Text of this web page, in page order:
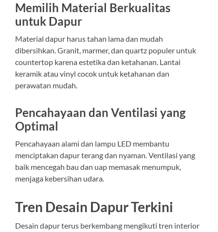
Memilih Material Berkualitas
untuk Dapur
Material dapur harus tahan lama dan mudah
dibersihkan. Granit, marmer, dan quartz populer untuk
countertop karena estetika dan ketahanan. Lantai
keramik atau vinyl cocok untuk ketahanan dan
perawatan mudah.
Pencahayaan dan Ventilasi yang
Optimal
Pencahayaan alami dan lampu LED membantu
menciptakan dapur terang dan nyaman. Ventilasi yang
baik mencegah bau dan uap memasak menumpuk,
menjaga kebersihan udara.
Tren Desain Dapur Terkini
Desain dapur terus berkembang mengikuti tren interior